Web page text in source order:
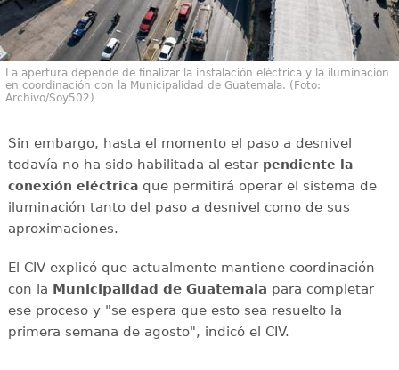
La apertura depende de finalizar la instalación eléctrica y la iluminación
en coordinación con la Municipalidad de Guatemala. (Foto:
Archivo/Soy502)
Sin embargo, hasta el momento el paso a desnivel
todavía no ha sido habilitada al estar pendiente la
conexión eléctricaque permitirá operar el sistema de
iluminación tanto del paso a desnivel como de sus
aproximaciones.
El CIV explicó que actualmente mantiene coordinación
con la Municipalidad de Guatemala para completar
ese proceso y "se espera que esto sea resuelto la
primera semana de agosto", indicó el CIV.